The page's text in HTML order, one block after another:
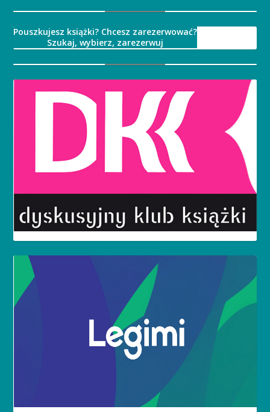
Pouszkujesz książki? Chcesz zarezerwować?
Szukaj, wybierz, zarezerwuj